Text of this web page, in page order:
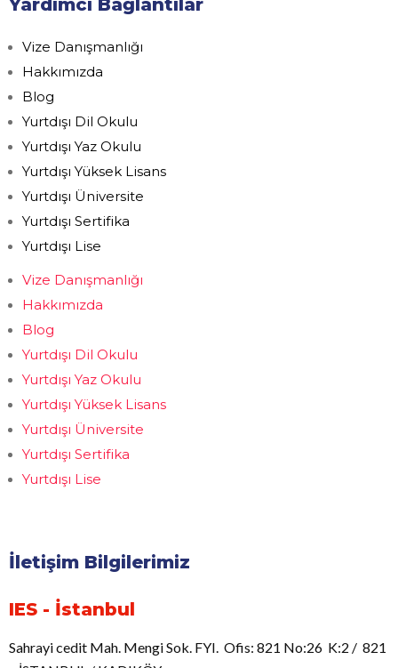
Yardımcı Bağlantılar
Vize Danışmanlığı
Hakkımızda
Blog
Yurtdışı Dil Okulu
Yurtdışı Yaz Okulu
Yurtdışı Yüksek Lisans
Yurtdışı Üniversite
Yurtdışı Sertifika
Yurtdışı Lise
Vize Danışmanlığı
Hakkımızda
Blog
Yurtdışı Dil Okulu
Yurtdışı Yaz Okulu
Yurtdışı Yüksek Lisans
Yurtdışı Üniversite
Yurtdışı Sertifika
Yurtdışı Lise
İletişim Bilgilerimiz
IES - İstanbul
Sahrayi cedit Mah. Mengi Sok. FYI. Ofis: 821 No:26 K:2 / 821